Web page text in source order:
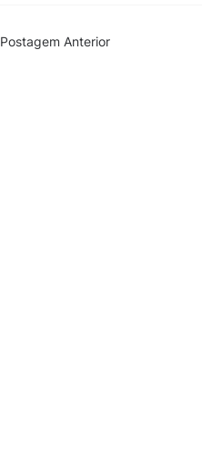
Postagem Anterior